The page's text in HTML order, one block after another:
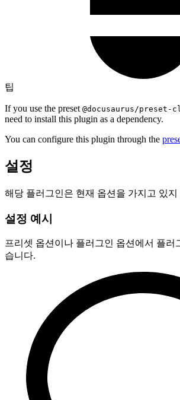
팁
If you use the preset @docusaurus/preset-
need to install this plugin as a dependency.
You can configure this plugin through the
설정
해당 플러그인은 현재 옵션을 가지고 있지
설정 예시
프리셋 옵션이나 플러그인 옵션에서 플러
습니다.